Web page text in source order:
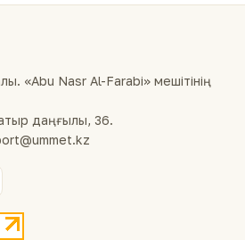
«Abu Nasr Al-Farabi» мешітінің
даңғылы, 36.